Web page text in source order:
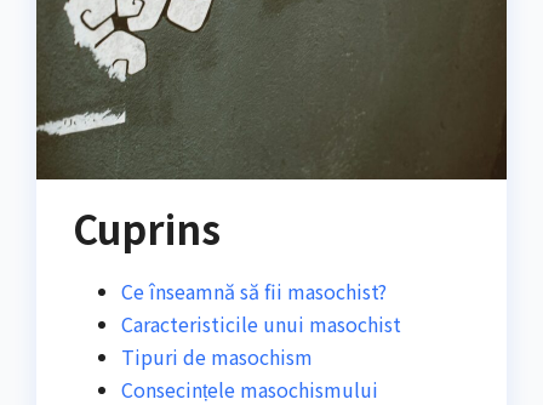
Cuprins
Ce înseamnă să fii masochist?
Caracteristicile unui masochist
Tipuri de masochism
Consecințele masochismului